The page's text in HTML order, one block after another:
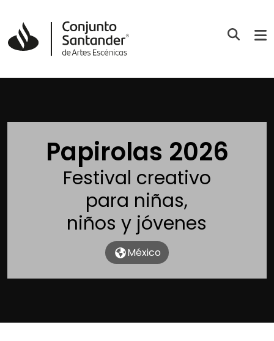
Papirolas 2026
Festival creativo
para niñas,
niños y jóvenes
México